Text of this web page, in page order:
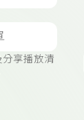
享播放清